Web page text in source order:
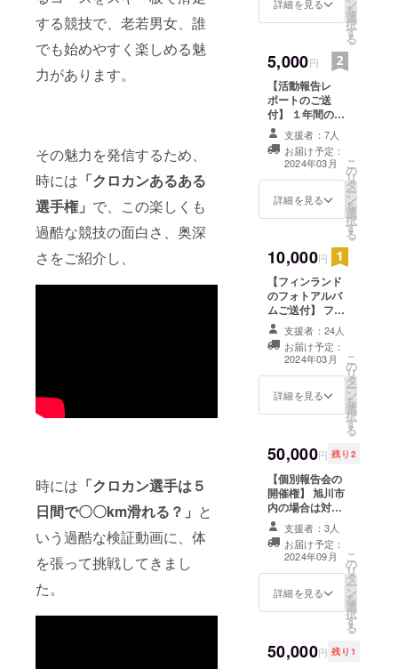
する競技で、老若男女、誰
でも始めやすく楽しめる魅
力があります。
その魅力を発信するため、
時には 「クロカンあるある
選手権」 で、この楽しくも
過酷な競技の面白さ、奥深
さをご紹介し、
時には 「クロカン選手は５
日間で〇〇km滑れる？」 と
いう過酷な検証動画に、体
を張って挑戦してきまし
た。
詳細を見る ン
を
選
択
す
る
5,000円
【活動報告レ
ポートのご送
付】 １年間の活
動を経て得られ
た成果を活動報
告レポートにま
とめてお送りい
たします。 印刷
した冊子を郵送
支援者：7人
お届け予定：
2024年03月
詳細を見る
こ
の
リ
タ
ー
ン
を
選
択
す
る
10,000円
【フィンランド
のフォトアルバ
ムご送付】 フィ
ンランド訪問に
おいて撮影した
写真をフォトア
ルバムにし、郵
送にてお送りい
たします。 併せ
の空気を感じて
いただければ幸
いです。
支援者：24人
お届け予定：
2024年03月
詳細を見る
こ
の
リ
タ
ー
ン
を
選
択
す
る
50,000円 残り2
【個別報告会の
開催権】 旭川市
内の場合は対
面、市外の場合
はオンライン
で、１年間のプ
ロジェクトの活
動成果をご共有
させていただき
ます。 クロスカ
うな効果をもた
らすことができ
支援者：3人
お届け予定：
2024年09月
詳細を見る
こ
の
リ
タ
ー
ン
を
選
択
す
る
50,000円 残り1